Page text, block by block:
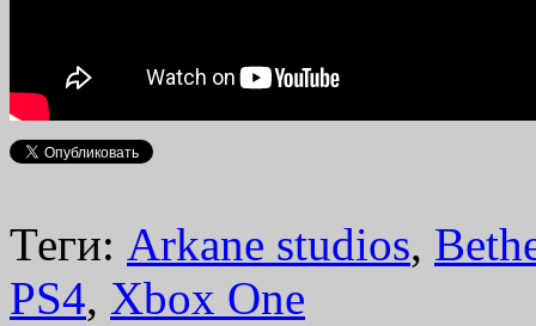
Теги: Arkane studios,
PS4, Xbox One